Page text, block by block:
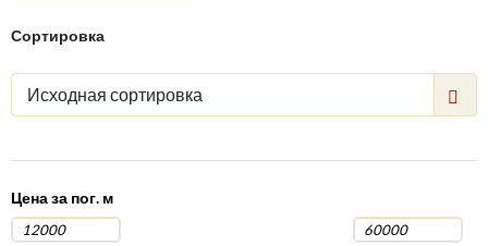
Сортировка
Исходная сортировка
Цена за пог. м